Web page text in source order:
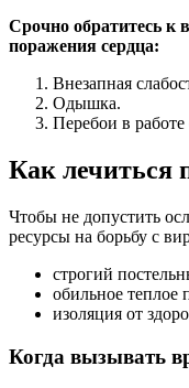
Срочно обратитесь к
поражения сердца:
Внезапная
Одышка.
Перебои в работе
Как лечиться
Чтобы не допустить
ресурсы на борьбу с
строгий
обильное теплое
изоляция от
Когда вызывать